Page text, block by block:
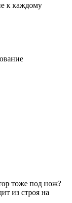
к каждому
тоже под нож?
из строя на